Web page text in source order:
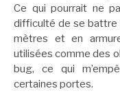
Ce qui pourrait ne
difficulté de se battre
mètres et en
utilisées comme des
bug, ce qui
certaines portes.